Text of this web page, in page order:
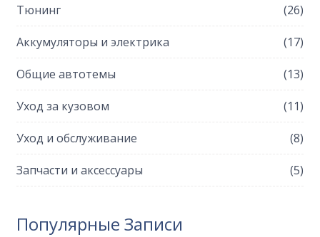
Тюнинг (26)
Аккумуляторы и электрика (17)
Общие автотемы (13)
Уход за кузовом (11)
Уход и обслуживание (8)
Запчасти и аксессуары (5)
Популярные Записи